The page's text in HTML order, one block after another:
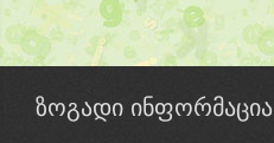
ზოგადი ინფორმაცია